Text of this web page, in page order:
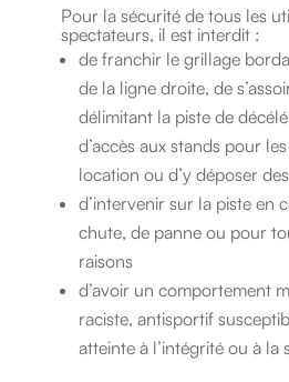
Pour la sécurité de tous les
spectateurs, il est interdit :
de franchir le grillage
de la ligne droite, de
délimitant la piste de
d’accès aux stands pour
location ou d’y déposer
d’intervenir sur la piste en
chute, de panne ou pour
raisons
d’avoir un comportement
raciste, antisportif
atteinte à l’intégrité ou à la